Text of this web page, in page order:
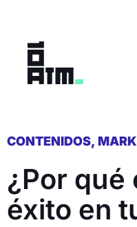
contenido
CONTENIDOS,
¿Por
éxito en